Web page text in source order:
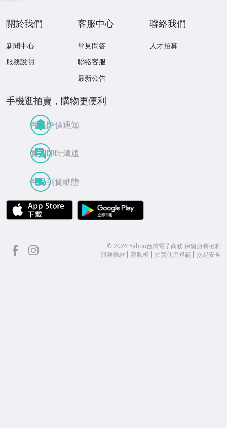
關於我們
新聞中心
服務說明
客服中心
常見問答
聯絡客服
最新公告
聯絡我們
人才招募
手機逛拍賣，購物更便利
商品降價通知
買賣即時溝通
商品到貨動態
APP Store
facebook ©2026 Yahoo台灣電子商務 保留所有權利
服務條款
隱私權 拍賣使用規範 交易安全